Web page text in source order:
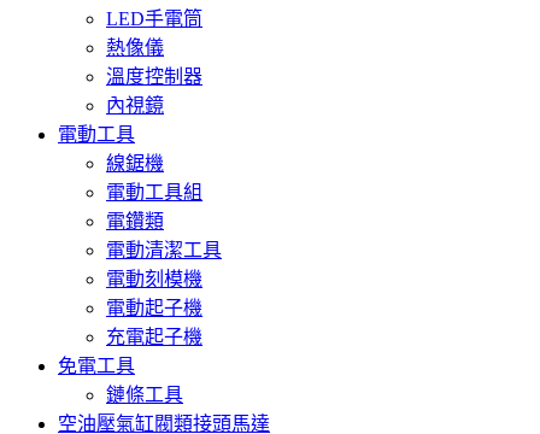
LED手電筒
熱像儀
溫度控制器
內視鏡
電動工具
線鋸機
電動工具組
電鑽類
電動清潔工具
電動刻模機
電動起子機
充電起子機
免電工具
鏈條工具
空油壓氣缸閥類接頭馬達